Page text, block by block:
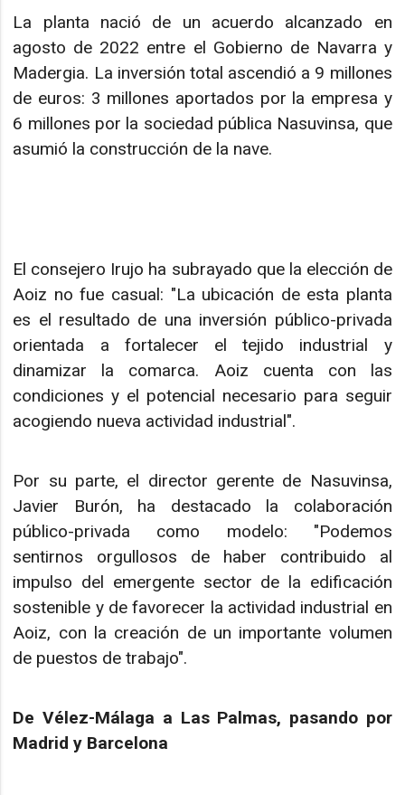
La planta nació de un acuerdo alcanzado en
agosto de 2022 entre el Gobierno de Navarra y
Madergia. La inversión total ascendió a 9 millones
de euros: 3 millones aportados por la empresa y
6 millones por la sociedad pública Nasuvinsa, que
asumió la construcción de la nave.
El consejero Irujo ha subrayado que la elección de
Aoiz no fue casual: "La ubicación de esta planta
es el resultado de una inversión público-privada
orientada a fortalecer el tejido industrial y
dinamizar la comarca. Aoiz cuenta con las
condiciones y el potencial necesario para seguir
acogiendo nueva actividad industrial".
Por su parte, el director gerente de Nasuvinsa,
Javier Burón, ha destacado la colaboración
público-privada como modelo: "Podemos
sentirnos orgullosos de haber contribuido al
impulso del emergente sector de la edificación
sostenible y de favorecer la actividad industrial en
Aoiz, con la creación de un importante volumen
de puestos de trabajo".
De Vélez-Málaga a Las Palmas, pasando por
Madrid y Barcelona